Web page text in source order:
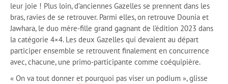
leur joie ! Plus loin, d’anciennes Gazelles se prennent dans les
bras, ravies de se retrouver. Parmi elles, on retrouve Dounia et
Jawhara, le duo mère-fille grand gagnant de l’édition 2023 dans
la catégorie 4×4. Les deux Gazelles qui devaient au départ
participer ensemble se retrouvent finalement en concurrence
avec, chacune, une primo-participante comme coéquipière.
« On va tout donner et pourquoi pas viser un podium », glisse